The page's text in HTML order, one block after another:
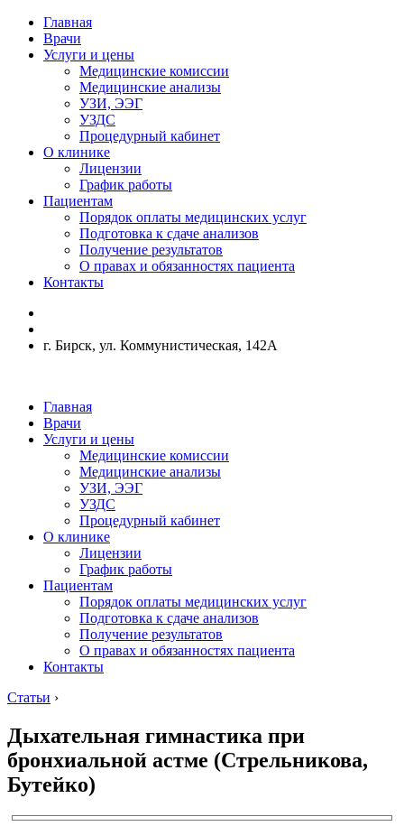
Главная
Врачи
Услуги и цены
Медицинские комиссии
Медицинские анализы
УЗИ, ЭЭГ
УЗДС
Процедурный кабинет
О клинике
Лицензии
График работы
Пациентам
Порядок оплаты медицинских услуг
Подготовка к сдаче анализов
Получение результатов
О правах и обязанностях пациента
Контакты
г. Бирск, ул. Коммунистическая, 142А
Главная
Врачи
Услуги и цены
Медицинские комиссии
Медицинские анализы
УЗИ, ЭЭГ
УЗДС
Процедурный кабинет
О клинике
Лицензии
График работы
Пациентам
Порядок оплаты медицинских услуг
Подготовка к сдаче анализов
Получение результатов
О правах и обязанностях пациента
Контакты
Статьи ›
Дыхательная гимнастика при
бронхиальной астме (Стрельникова,
Бутейко)